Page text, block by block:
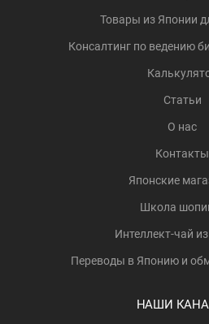
Товары из Японии
Консалтинг по ведению
Статьи
О нас
Контакты
Японские
Школа
Интеллект-чай
Переводы в Японию и
НАШИ